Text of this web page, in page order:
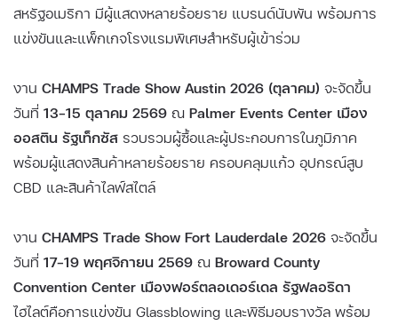
สหรัฐอเมริกา มีผู้แสดงหลายร้อยราย แบรนด์นับพัน พร้อมการ
แข่งขันและแพ็กเกจโรงแรมพิเศษสำหรับผู้เข้าร่วม
งาน CHAMPS Trade Show Austin 2026 (ตุลาคม) จะจัดขึ้น
วันที่ 13–15 ตุลาคม 2569 ณ Palmer Events Center เมือง
ออสติน รัฐเท็กซัส รวบรวมผู้ซื้อและผู้ประกอบการในภูมิภาค
พร้อมผู้แสดงสินค้าหลายร้อยราย ครอบคลุมแก้ว อุปกรณ์สูบ
CBD และสินค้าไลฟ์สไตล์
งาน CHAMPS Trade Show Fort Lauderdale 2026 จะจัดขึ้น
วันที่ 17–19 พฤศจิกายน 2569 ณ Broward County
Convention Center เมืองฟอร์ตลอเดอร์เดล รัฐฟลอริดา
ไฮไลต์คือการแข่งขัน Glassblowing และพิธีมอบรางวัล พร้อม